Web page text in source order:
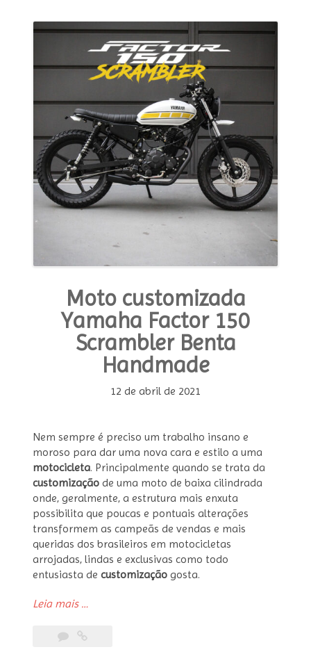
MODA E ESTILO
PODCAST
CONCURSO
Moto customizada
Yamaha Factor 150
Scrambler Benta
Handmade
12 de abril de 2021
Nem sempre é preciso um trabalho insano e
moroso para dar uma nova cara e estilo a uma
motocicleta. Principalmente quando se trata da
customização de uma moto de baixa cilindrada
onde, geralmente, a estrutura mais enxuta
possibilita que poucas e pontuais alterações
transformem as campeãs de vendas e mais
queridas dos brasileiros em motocicletas
arrojadas, lindas e exclusivas como todo
entusiasta de customização gosta.
Leia mais “Moto
Yamaha
…